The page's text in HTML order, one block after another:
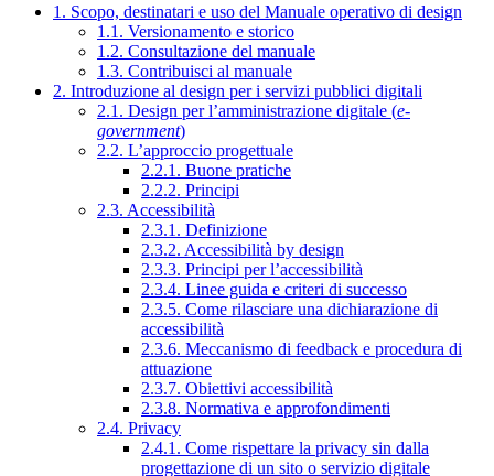
1. Scopo, destinatari e uso del Manuale operativo di design
1.1. Versionamento e storico
1.2. Consultazione del manuale
1.3. Contribuisci al manuale
2. Introduzione al design per i servizi pubblici digitali
2.1. Design per l’amministrazione digitale (e-
government)
2.2. L’approccio progettuale
2.2.1. Buone pratiche
2.2.2. Principi
2.3. Accessibilità
2.3.1. Definizione
2.3.2. Accessibilità by design
2.3.3. Principi per l’accessibilità
2.3.4. Linee guida e criteri di successo
2.3.5. Come rilasciare una dichiarazione di
accessibilità
2.3.6. Meccanismo di feedback e procedura di
attuazione
2.3.7. Obiettivi accessibilità
2.3.8. Normativa e approfondimenti
2.4. Privacy
2.4.1. Come rispettare la privacy sin dalla
progettazione di un sito o servizio digitale